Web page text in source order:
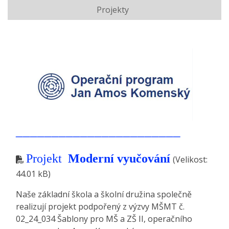
Projekty
Projekt Moderní vyučování (Velikost:
44.01 kB)
Naše základní škola a školní družina společně
realizují projekt podpořený z výzvy MŠMT č.
02_24_034 Šablony pro MŠ a ZŠ II, operačního